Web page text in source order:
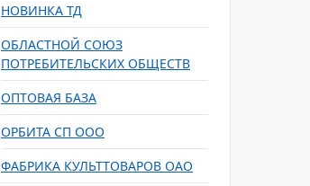
НОВИНКА ТД
ОБЛАСТНОЙ СОЮЗ
ПОТРЕБИТЕЛЬСКИХ ОБЩЕСТВ
ОПТОВАЯ БАЗА
ОРБИТА СП ООО
ФАБРИКА КУЛЬТТОВАРОВ ОАО